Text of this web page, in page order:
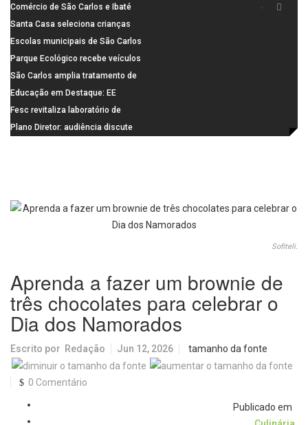
após cerco em São Carlos
segurança púbica será realizado
dia 10 de agosto em São Carlos
Comércio de São Carlos e Ibaté
terá horário especial para o dia
dos Pais
Santa Casa seleciona crianças
para pesquisa sobre dor de
crescimento
Escolas municipais de São Carlos
superam média Nacional do IDEB
Parque Ecológico recebe veículos
elétricos e moderniza rotina de
manejo dos animais
São Carlos amplia tratamento de
resíduos de saúde com autoclave
de última geração
Educação em Destaque: EE
Visconde da Cunha Bueno, em
Santa Eudóxia, alcança nota 7,8
Fesc revitaliza laboratório de
informática da Emeb Ulysses
Plano Diretor: audiência discute
Sofiteli.
Aprenda a fazer um brownie de
três chocolates para celebrar o
Dia dos Namorados
Escrito por Redação Jun 12, 2026 tamanho da fonte
0 Comentário
Publicado em